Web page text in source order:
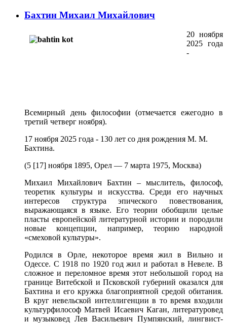
Бахтин Михаил Михайлович
20 ноября
2025 года
-
Всемирный день философии (отмечается ежегодно в
третий четверг ноября).
17 ноября 2025 года - 130 лет со дня рождения М. М.
Бахтина.
(5 [17] ноября 1895, Орел — 7 марта 1975, Москва)
Михаил Михайлович Бахтин – мыслитель, философ,
теоретик культуры и искусства. Среди его научных
интересов структура эпического повествования,
выражающаяся в языке. Его теории обобщили целые
пласты европейской литературной истории и породили
новые концепции, например, теорию народной
«смеховой культуры».
Родился в Орле, некоторое время жил в Вильно и
Одессе. С 1918 по 1920 год жил и работал в Невеле. В
сложное и переломное время этот небольшой город на
границе Витебской и Псковской губерний оказался для
Бахтина и его кружка благоприятной средой обитания.
В круг невельской интеллигенции в то время входили
культурфилософ Матвей Исаевич Каган, литературовед
и музыковед Лев Васильевич Пумпянский, лингвист-